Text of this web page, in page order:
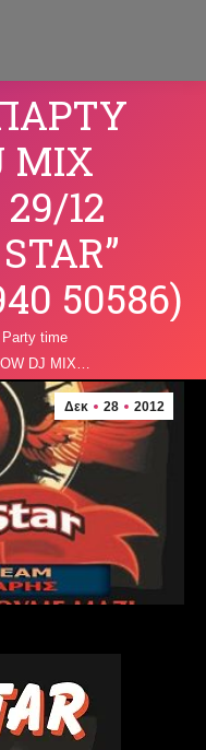
MIX
12
50586)
Party time
DJ MIX…
Δεκ 28 2012